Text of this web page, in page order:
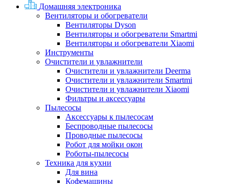
Домашняя электроника
Вентиляторы и обогреватели
Вентиляторы Dyson
Вентиляторы и обогреватели Smartmi
Вентиляторы и обогреватели Xiaomi
Инструменты
Очистители и увлажнители
Очистители и увлажнители Deerma
Очистители и увлажнители Smartmi
Очистители и увлажнители Xiaomi
Фильтры и аксессуары
Пылесосы
Аксессуары к пылесосам
Беспроводные пылесосы
Проводные пылесосы
Робот для мойки окон
Роботы-пылесосы
Техника для кухни
Для вина
Кофемашины